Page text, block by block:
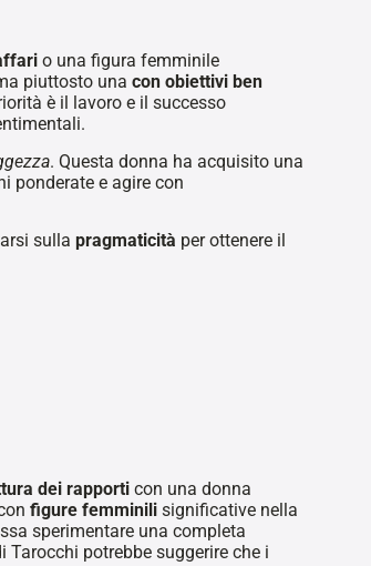
o una figura femminile
piuttosto una con obiettivi ben
è il lavoro e il successo
. Questa donna ha acquisito una
ponderate e agire con
sulla pragmaticità per ottenere il
dei rapporticon una donna
figure femminilisignificative nella
sperimentare una completa
Tarocchi potrebbe suggerire che i